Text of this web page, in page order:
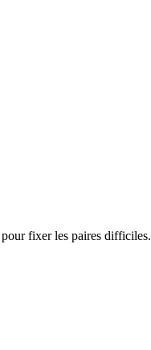
fixer les paires difficiles.